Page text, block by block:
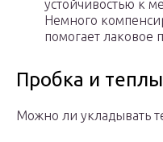
устойчивостью к
Немного
помогает лаковое
Пробка и
Можно ли укладывать